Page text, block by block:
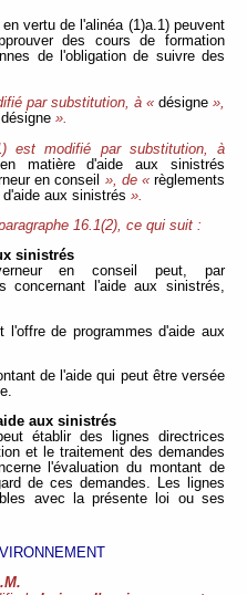
en vertu de l'alinéa (1)a.1) peuvent
des cours de formation
de l'obligation de suivre des
par substitution, à « désigne»,
».
est modifié par substitution, à
matière d'aide aux sinistrés
en conseil
», de «règlements
aux sinistrés ».
16.1(2), ce qui suit :
sinistrés
en conseil peut, par
concernant l'aide aux sinistrés,
l'offre de programmes d'aide aux
de l'aide qui peut être versée
aux sinistrés
établir des lignes directrices
et le traitement des demandes
l'évaluation du montant de
de ces demandes. Les lignes
avec la présente loi ou ses